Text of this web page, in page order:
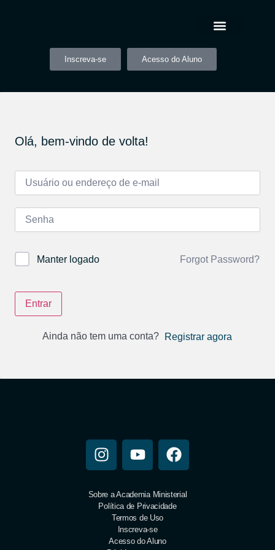
Inscreva-se Acesso do Aluno
Olá, bem-vindo de volta!
Manter logado Forgot Password?
Entrar
Ainda não tem uma conta? Registrar agora
Sobre a Academia Ministerial
Política de Privacidade
Termos de Uso
Inscreva-se
Acesso do Aluno